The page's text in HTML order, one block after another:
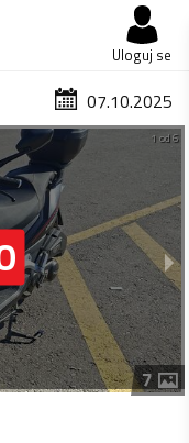
Uloguj se
07.10.2025
1 od 6
7